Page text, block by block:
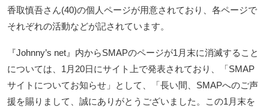
香取慎吾さん(40)の個人ページが用意されており、各ページで
それぞれの活動などが記されています。
『Johnny’s net』内からSMAPのページが1月末に消滅すること
については、1月20日にサイト上で発表されており、「SMAP
サイトについてお知らせ」として、「長い間、SMAPへのご声
援を賜りまして、誠にありがとうございました。この1月末を